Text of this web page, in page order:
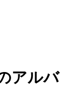
アルバ